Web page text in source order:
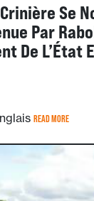
Se
Par
De L’État
READ MORE